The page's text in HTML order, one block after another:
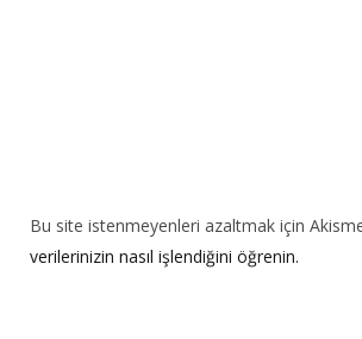
Bu site istenmeyenleri azaltmak için
verilerinizin nasıl işlendiğini öğrenin.